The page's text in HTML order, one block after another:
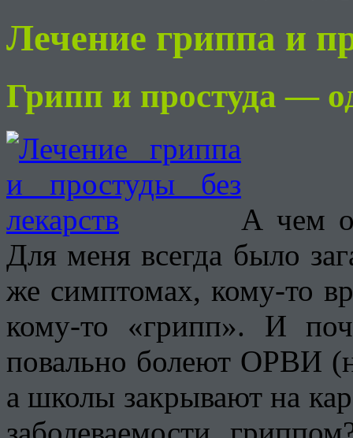
Лечение гриппа и
Грипп и простуда —
А чем
Для меня всегда было
же симптомах, кому-то
кому-то «грипп». И
повально болеют ОРВИ
а школы закрывают на